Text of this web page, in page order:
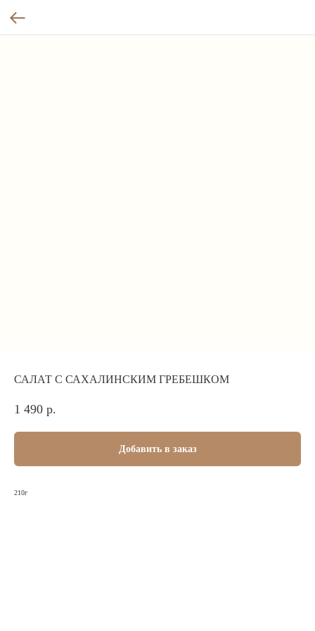
САЛАТ С САХАЛИНСКИМ ГРЕБЕШКОМ
1 490 р.
Добавить в заказ
210г